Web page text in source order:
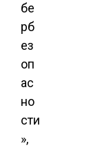
бе
рб
ез
оп
ас
но
сти
»,